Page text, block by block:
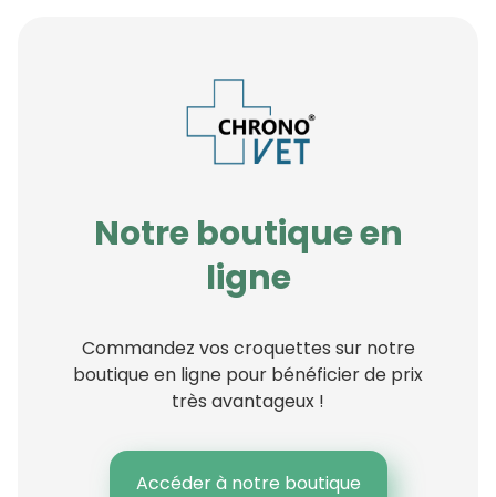
Notre boutique en
ligne
Commandez vos croquettes sur notre
boutique en ligne pour bénéficier de prix
très avantageux !
Accéder à notre boutique